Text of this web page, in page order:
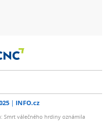
INFO.cz
Smrt válečného hrdiny oznámila